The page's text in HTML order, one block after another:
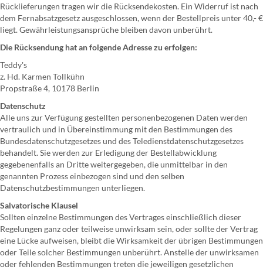
Rücklieferungen tragen wir die Rücksendekosten. Ein Widerruf ist nach
dem Fernabsatzgesetz ausgeschlossen, wenn der Bestellpreis unter 40,- €
liegt. Gewährleistungsansprüche bleiben davon unberührt.
Die Rücksendung hat an folgende Adresse zu erfolgen:
Teddy's
z. Hd. Karmen Tollkühn
Propstraße 4, 10178 Berlin
Datenschutz
Alle uns zur Verfügung gestellten personenbezogenen Daten werden
vertraulich und in Übereinstimmung mit den Bestimmungen des
Bundesdatenschutzgesetzes und des Teledienstdatenschutzgesetzes
behandelt. Sie werden zur Erledigung der Bestellabwicklung
gegebenenfalls an Dritte weitergegeben, die unmittelbar in den
genannten Prozess einbezogen sind und den selben
Datenschutzbestimmungen unterliegen.
Salvatorische Klausel
Sollten einzelne Bestimmungen des Vertrages einschließlich dieser
Regelungen ganz oder teilweise unwirksam sein, oder sollte der Vertrag
eine Lücke aufweisen, bleibt die Wirksamkeit der übrigen Bestimmungen
oder Teile solcher Bestimmungen unberührt. Anstelle der unwirksamen
oder fehlenden Bestimmungen treten die jeweiligen gesetzlichen